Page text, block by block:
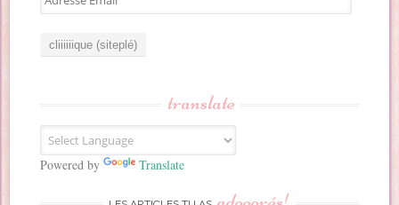
d
E
m
a
translate
Powered by Translate